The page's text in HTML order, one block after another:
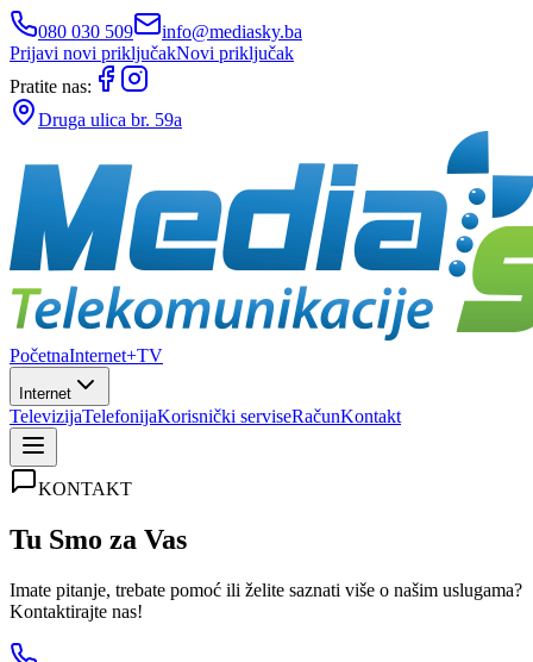
080 030 509
info@mediasky.ba
Prijavi novi priključakNovi priključak
Pratite nas:
Druga ulica br. 59a
PočetnaInternet+TV
Internet
TelevizijaTelefonijaKorisnički serviseRačunKontakt
KONTAKT
Tu Smo za Vas
Imate pitanje, trebate pomoć ili želite saznati više o našim uslugama?
Kontaktirajte nas!